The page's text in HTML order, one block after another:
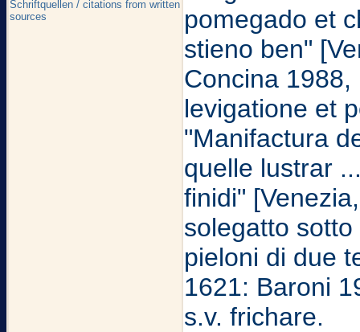
Schriftquellen / citations from written
sources
pomegado et
stieno ben"
Concina
levigatione et
"Manifactura
quelle lustrar
finidi"
solegatto
pieloni di due
1621: Baroni
s.v. frichare.